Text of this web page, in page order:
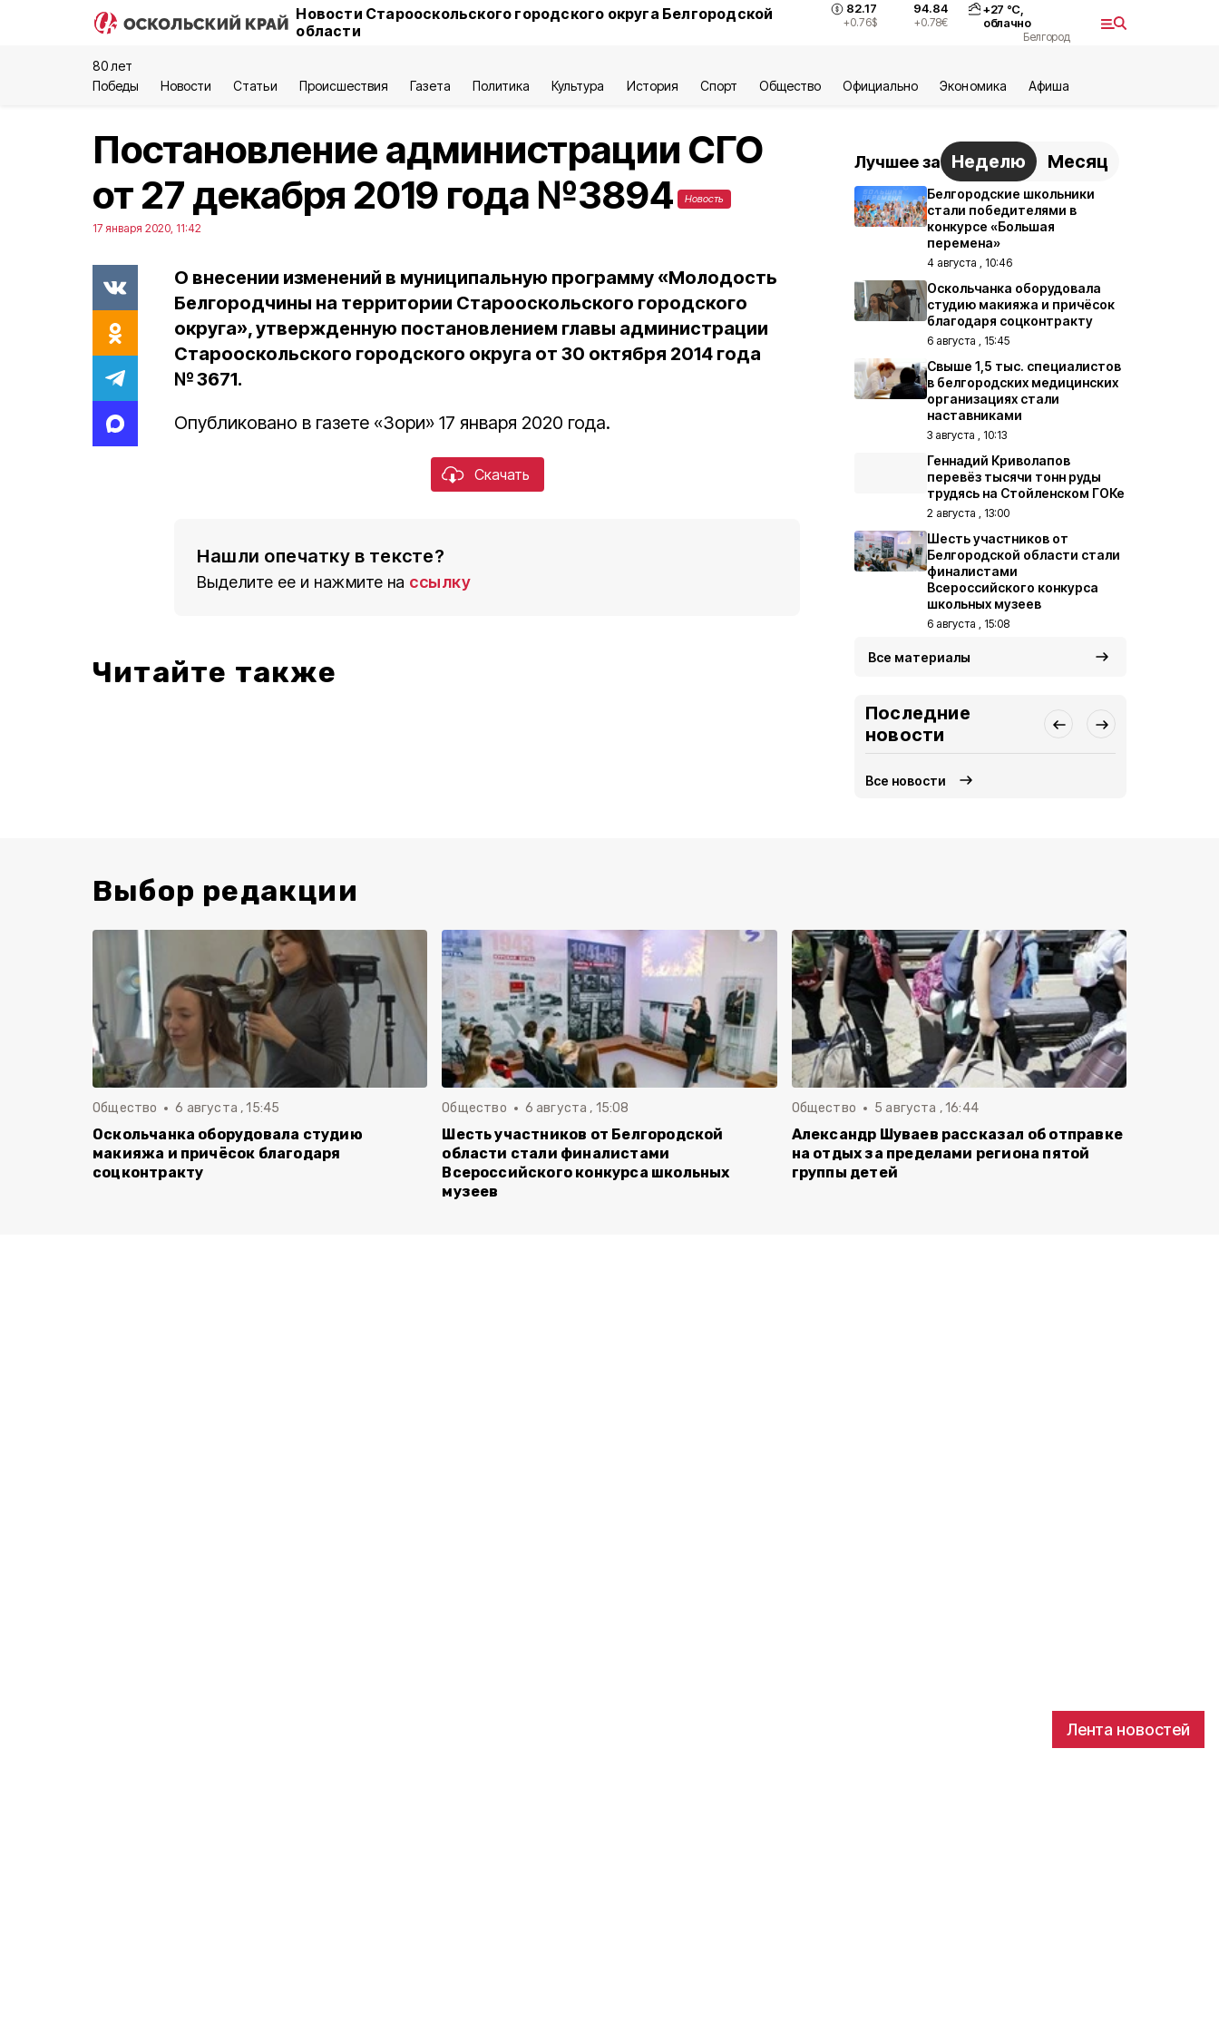
Новости Старооскольского городского округа Белгородской
области
82.17
+0.76$
94.84
+0.78€
+27 °С,
облачно
Белгород
80 лет
Победы
Новости Статьи Происшествия Газета Политика Культура История Спорт Общество Официально Экономика Aфиша
Лента новостей
Постановление администрации СГО
от 27 декабря 2019 года №3894
Новость
17 января 2020, 11:42
О внесении изменений в муниципальную программу «Молодость
Белгородчины на территории Старооскольского городского
округа», утвержденную постановлением главы администрации
Старооскольского городского округа от 30 октября 2014 года
№ 3671.
Опубликовано в газете «Зори» 17 января 2020 года.
Скачать
Нашли опечатку в тексте?
Выделите ее и нажмите на ссылку
Читайте также
Лучшее за Неделю Месяц
Белгородские школьники
стали победителями в
конкурсе «Большая
перемена»
4 августа , 10:46
Оскольчанка оборудовала
студию макияжа и причёсок
благодаря соцконтракту
6 августа , 15:45
Свыше 1,5 тыс. специалистов
в белгородских медицинских
организациях стали
наставниками
3 августа , 10:13
Геннадий Криволапов
перевёз тысячи тонн руды
трудясь на Стойленском ГОКе
2 августа , 13:00
Шесть участников от
Белгородской области стали
финалистами
Всероссийского конкурса
школьных музеев
6 августа , 15:08
Все материалы
Последние
новости
Все новости
Выбор редакции
Общество 6 августа , 15:45
Оскольчанка оборудовала студию
макияжа и причёсок благодаря
соцконтракту
Общество 6 августа , 15:08
Шесть участников от Белгородской
области стали финалистами
Всероссийского конкурса школьных
музеев
Общество 5 августа , 16:44
Александр Шуваев рассказал об отправке
на отдых за пределами региона пятой
группы детей